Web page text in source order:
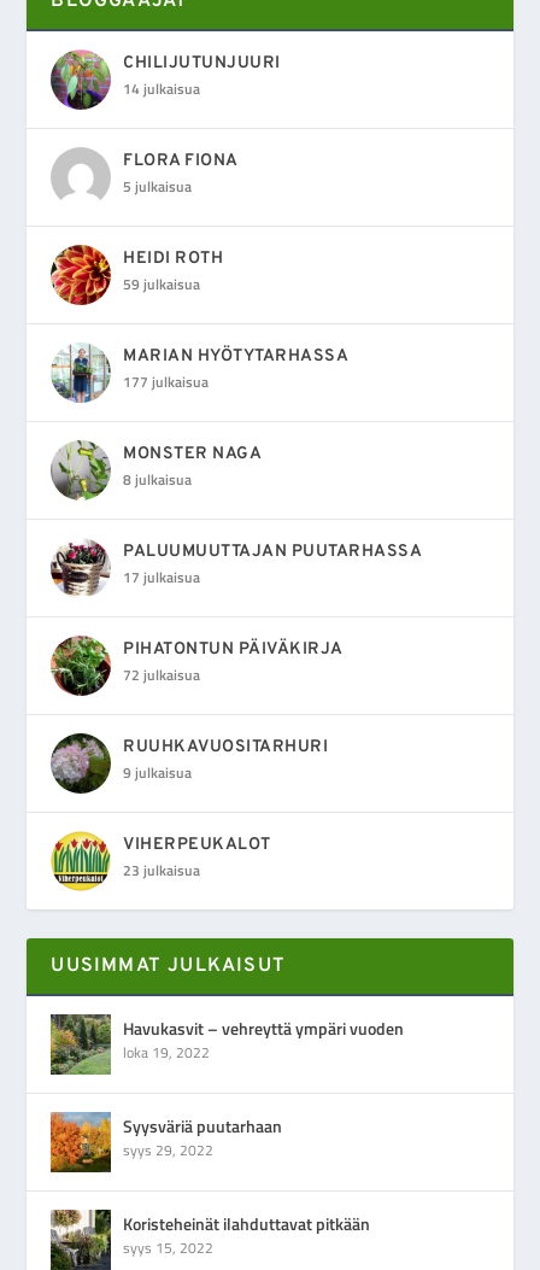
CHILIJUTUNJUURI
14 julkaisua
FLORA FIONA
5 julkaisua
HEIDI ROTH
59 julkaisua
MARIAN HYÖTYTARHASSA
177 julkaisua
MONSTER NAGA
8 julkaisua
PALUUMUUTTAJAN PUUTARHASSA
17 julkaisua
PIHATONTUN PÄIVÄKIRJA
72 julkaisua
RUUHKAVUOSITARHURI
9 julkaisua
VIHERPEUKALOT
23 julkaisua
UUSIMMAT JULKAISUT
Havukasvit – vehreyttä ympäri vuoden
loka 19, 2022
Syysväriä puutarhaan
syys 29, 2022
Koristeheinät ilahduttavat pitkään
syys 15, 2022